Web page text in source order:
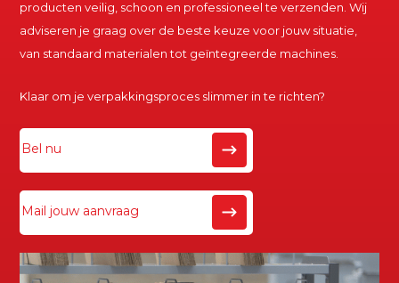
producten veilig, schoon en professioneel te verzenden. Wij
adviseren je graag over de beste keuze voor jouw situatie,
van standaard materialen tot geïntegreerde machines.
Klaar om je verpakkingsproces slimmer in te richten?
Bel nu
Mail jouw aanvraag